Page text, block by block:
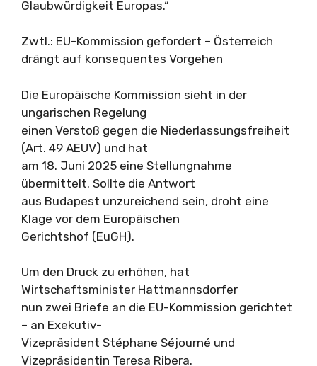
Glaubwürdigkeit Europas.“
Zwtl.: EU-Kommission gefordert – Österreich
drängt auf konsequentes Vorgehen
Die Europäische Kommission sieht in der
ungarischen Regelung
einen Verstoß gegen die Niederlassungsfreiheit
(Art. 49 AEUV) und hat
am 18. Juni 2025 eine Stellungnahme
übermittelt. Sollte die Antwort
aus Budapest unzureichend sein, droht eine
Klage vor dem Europäischen
Gerichtshof (EuGH).
Um den Druck zu erhöhen, hat
Wirtschaftsminister Hattmannsdorfer
nun zwei Briefe an die EU-Kommission gerichtet
– an Exekutiv-
Vizepräsident Stéphane Séjourné und
Vizepräsidentin Teresa Ribera.